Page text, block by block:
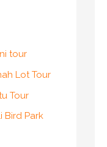
tour
Lot Tour
Tour
Bird Park